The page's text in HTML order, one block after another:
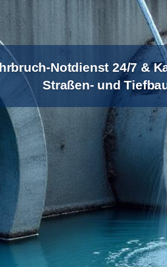
Notdienst 24/7 &
Straßen- und